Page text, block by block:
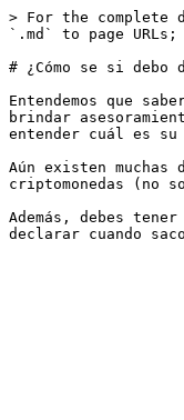
> For the complete
`.md` to page
# ¿Cómo se si debo
Entendemos que
brindar
entender cuál es
Aún existen
criptomonedas (no
Además, debes